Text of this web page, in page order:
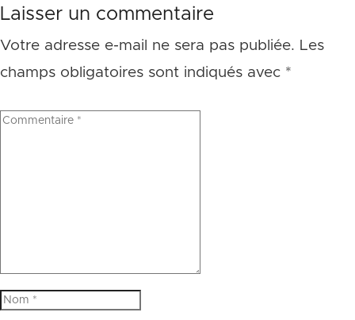
Laisser un commentaire
Votre adresse e-mail ne sera pas publiée. Les
champs obligatoires sont indiqués avec *